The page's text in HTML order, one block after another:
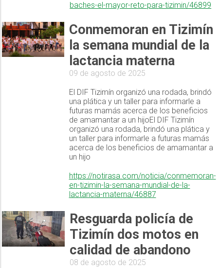
baches-el-mayor-reto-para-tizimin/46899
Conmemoran en Tizimín
la semana mundial de la
lactancia materna
09 de agosto de 2025
El DIF Tizimín organizó una rodada, brindó
una plática y un taller para informarle a
futuras mamás acerca de los beneficios
de amamantar a un hijoEl DIF Tizimín
organizó una rodada, brindó una plática y
un taller para informarle a futuras mamás
acerca de los beneficios de amamantar a
un hijo
https://notirasa.com/noticia/conmemoran-
en-tizimin-la-semana-mundial-de-la-
lactancia-materna/46887
Resguarda policía de
Tizimín dos motos en
calidad de abandono
08 de agosto de 2025